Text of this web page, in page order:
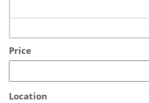
Price
Location